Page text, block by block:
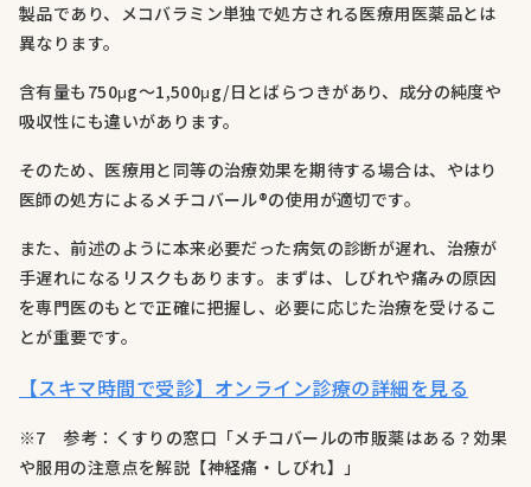
製品であり、メコバラミン単独で処方される医療用医薬品とは
異なります。
含有量も750μg〜1,500μg/日とばらつきがあり、成分の純度や
吸収性にも違いがあります。
そのため、医療用と同等の治療効果を期待する場合は、やはり
医師の処方によるメチコバール®の使用が適切です。
また、前述のように本来必要だった病気の診断が遅れ、治療が
手遅れになるリスクもあります。まずは、しびれや痛みの原因
を専門医のもとで正確に把握し、必要に応じた治療を受けるこ
とが重要です。
【スキマ時間で受診】オンライン診療の詳細を見る
※7 参考：くすりの窓口「メチコバールの市販薬はある？効果
や服用の注意点を解説【神経痛・しびれ】」